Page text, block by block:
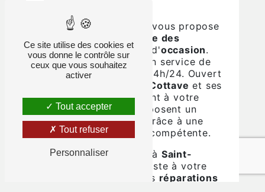
LeGarage Cottave
vous propose
vente des
véhicules neufs et d'occasion.
Nous disposons d'un service de
dépannage 7j/7 et 24h/24. Ouvert
Garage Cottave et ses
3 professionnels sont à votre
écoute et vous proposent un
service de qualité grâce à une
équipe qualifiée et compétente.
LeGarage Cottave à Saint-
reste à votre
disposition pour vos réparations
Ce site utilise des cookies et
vous donne le contrôle sur
ceux que vous souhaitez
activer
Tout accepter
Tout refuser
Personnaliser